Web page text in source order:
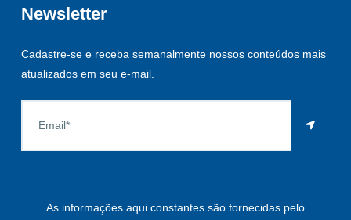
Newsletter
Cadastre-se e receba semanalmente nossos conteúdos mais
atualizados em seu e-mail.
As informações aqui constantes são fornecidas pelo